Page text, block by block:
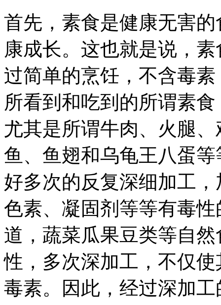
首先，素食是健康无害
康成长。这也就是说，
过简单的烹饪，不含毒
所看到和吃到的所谓素
尤其是所谓牛肉、火腿
鱼、鱼翅和乌龟王八蛋
好多次的反复深细加工
色素、凝固剂等等有毒
道，蔬菜瓜果豆类等自
性，多次深加工，不仅
毒素。因此，经过深加